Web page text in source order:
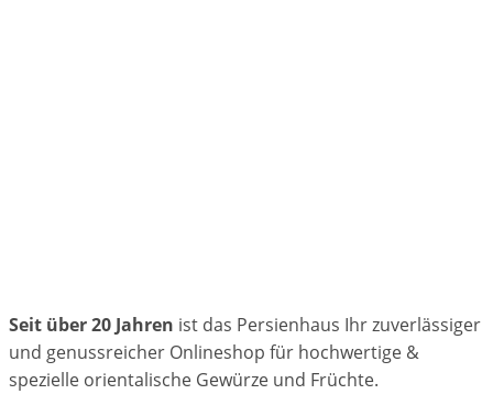
Seit über 20 Jahren ist das Persienhaus Ihr zuverlässiger
und genussreicher Onlineshop für hochwertige &
spezielle orientalische Gewürze und Früchte.